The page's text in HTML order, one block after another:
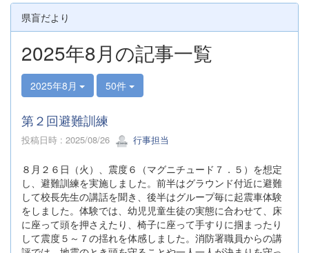
県盲だより
2025年8月の記事一覧
2025年8月 50件
第２回避難訓練
投稿日時 : 2025/08/26 行事担当
８月２６日（火）、震度６（マグニチュード７．５）を想定
し、避難訓練を実施しました。前半はグラウンド付近に避難
して校長先生の講話を聞き、後半はグループ毎に起震車体験
をしました。体験では、幼児児童生徒の実態に合わせて、床
に座って頭を押さえたり、椅子に座って手すりに掴まったり
して震度５～７の揺れを体感しました。消防署職員からの講